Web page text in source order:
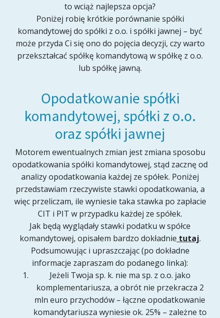
to wciąż najlepsza opcja?
Poniżej robię krótkie porównanie spółki
komandytowej do spółki z o.o. i spółki jawnej – być
może przyda Ci się ono do pojęcia decyzji, czy warto
przekształcać spółkę komandytową w spółkę z o.o.
lub spółkę jawną.
Opodatkowanie spółki
komandytowej, spółki z o.o.
oraz spółki jawnej
Motorem ewentualnych zmian jest zmiana sposobu
opodatkowania spółki komandytowej, stąd zacznę od
analizy opodatkowania każdej ze spółek. Poniżej
przedstawiam rzeczywiste stawki opodatkowania, a
więc przeliczam, ile wyniesie taka stawka po zapłacie
CIT i PIT w przypadku każdej ze spółek.
Jak będą wyglądały stawki podatku w spółce
komandytowej, opisałem bardzo dokładnie tutaj.
Podsumowując i upraszczając (po dokładne
informacje zapraszam do podanego linka):
Jeżeli Twoja sp. k. nie ma sp. z o.o. jako
komplementariusza, a obrót nie przekracza 2
mln euro przychodów – łączne opodatkowanie
komandytariusza wyniesie ok. 25% – zależne to